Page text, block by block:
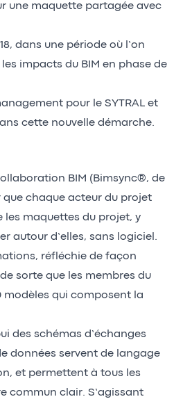
une maquette partagée avec
dans une période où l’on
impacts du BIM en phase de
pour le SYTRAL et
cette nouvelle démarche.
BIM (Bimsync®, de
que chaque acteur du projet
les maquettes du projet, y
autour d’elles, sans logiciel.
réfléchie de façon
sorte que les membres du
modèles qui composent la
des schémas d’échanges
données servent de langage
et permettent à tous les
commun clair. S’agissant